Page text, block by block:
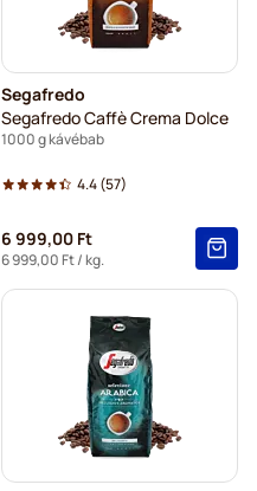
Segafredo
Segafredo Caffè Crema Dolce
1000 g kávébab
4.4(57)
6 999,00 Ft
6 999,00 Ft/ kg.